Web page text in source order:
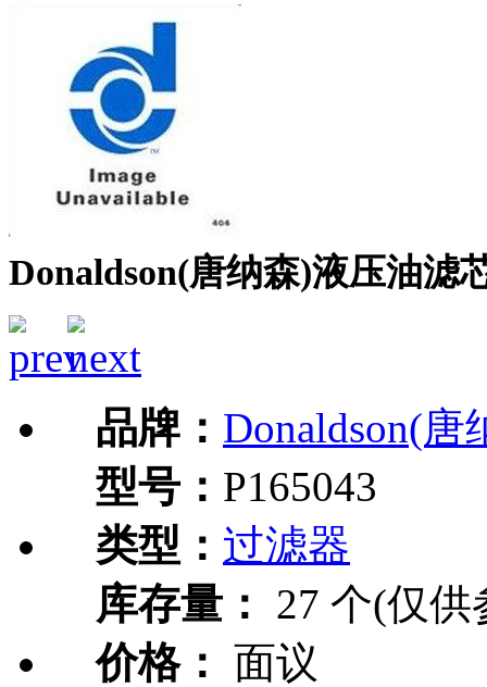
Donaldson(唐纳森)液压油滤
品牌： Donaldson(唐
型号： P165043
类型： 过滤器
库存量：
27 个(仅供
价格： 面议